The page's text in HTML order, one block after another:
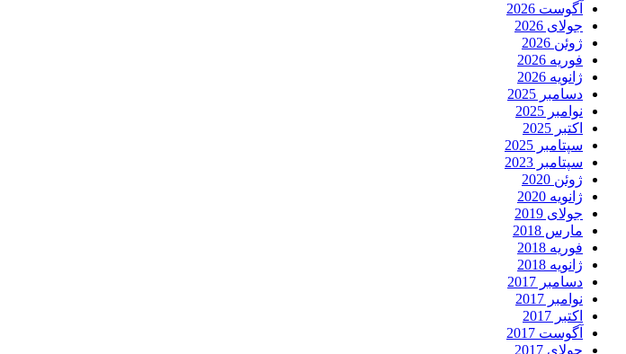
آگوست 2026
جولای 2026
ژوئن 2026
فوریه 2026
ژانویه 2026
دسامبر 2025
نوامبر 2025
اکتبر 2025
سپتامبر 2025
سپتامبر 2023
ژوئن 2020
ژانویه 2020
جولای 2019
مارس 2018
فوریه 2018
ژانویه 2018
دسامبر 2017
نوامبر 2017
اکتبر 2017
آگوست 2017
جولای 2017